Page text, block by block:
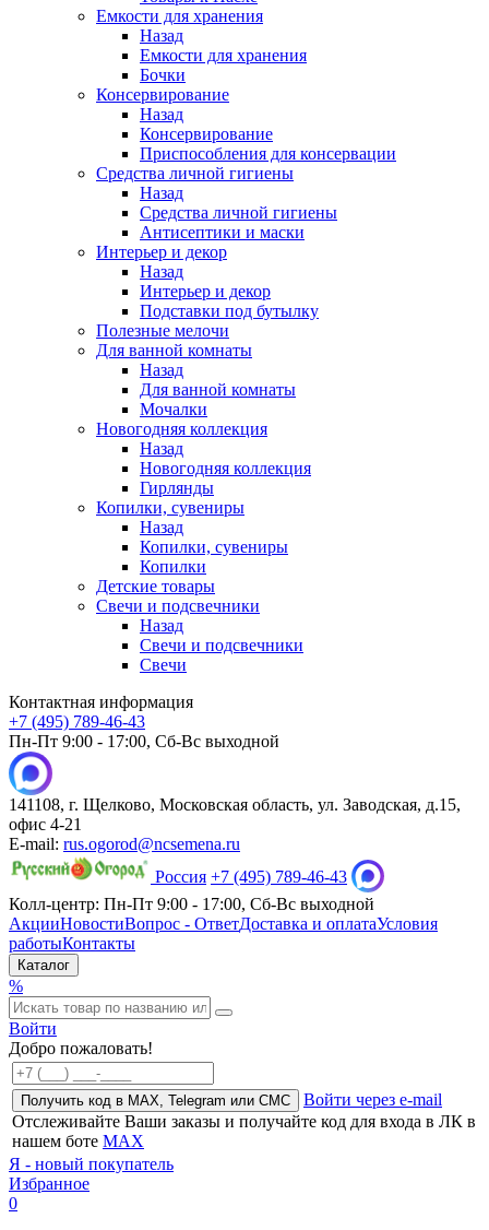
Емкости для хранения
Назад
Емкости для хранения
Бочки
Консервирование
Назад
Консервирование
Приспособления для консервации
Средства личной гигиены
Назад
Средства личной гигиены
Антисептики и маски
Интерьер и декор
Назад
Интерьер и декор
Подставки под бутылку
Полезные мелочи
Для ванной комнаты
Назад
Для ванной комнаты
Мочалки
Новогодняя коллекция
Назад
Новогодняя коллекция
Гирлянды
Копилки, сувениры
Назад
Копилки, сувениры
Копилки
Детские товары
Свечи и подсвечники
Назад
Свечи и подсвечники
Свечи
Контактная информация
+7 (495) 789-46-43
Пн-Пт 9:00 - 17:00, Сб-Вс выходной
141108, г. Щелково, Московская область, ул. Заводская, д.15,
офис 4-21
E-mail: rus.ogorod@ncsemena.ru
Россия +7 (495) 789-46-43
Колл-центр: Пн-Пт 9:00 - 17:00, Сб-Вс выходной
АкцииНовостиВопрос - ОтветДоставка и оплатаУсловия
работыКонтакты
Каталог
%
Войти
Добро пожаловать!
Получить код в MAX, Telegram или СМС
Войти через e-mail
Отслеживайте Ваши заказы и получайте код для входа в ЛК в
нашем боте MAX
Я - новый покупатель
Избранное
0